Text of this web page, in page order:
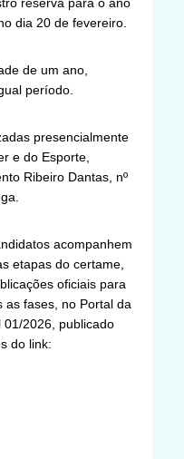
dia 20 de fevereiro.
de um ano,
período.
presencialmente
e do Esporte,
Ribeiro Dantas, nº
acompanhem
etapas do certame,
oficiais para
as fases, no Portal da
01/2026, publicado
do link: